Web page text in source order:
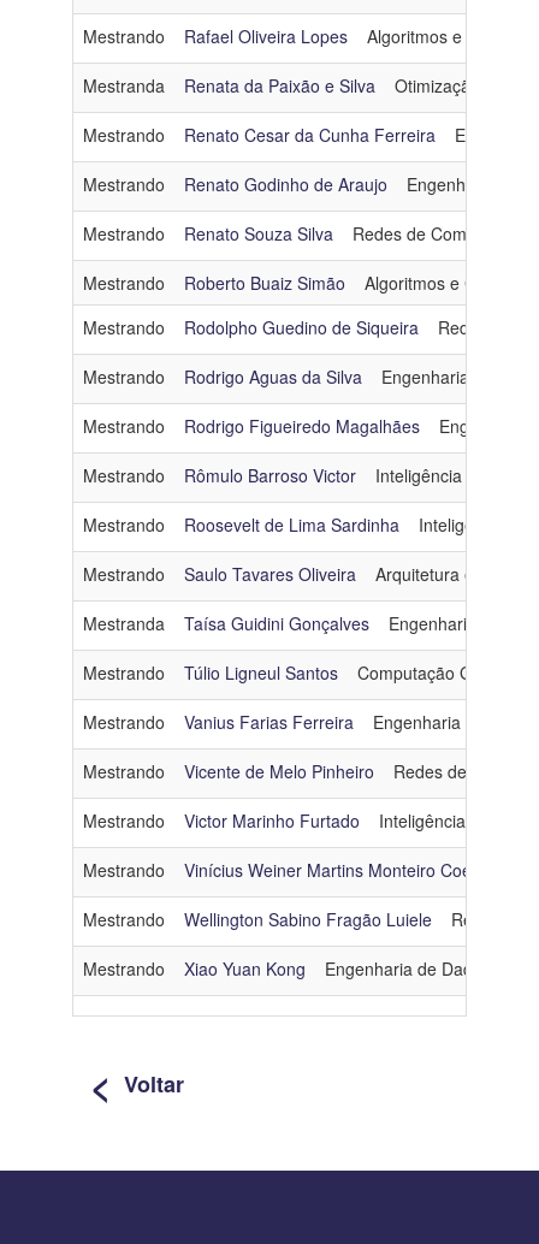
Mestrando Rafael Oliveira Lopes Algoritmos e
Mestranda Renata da Paixão e Silva Otimização
Mestrando Renato Cesar da Cunha Ferreira
Mestrando Renato Godinho de Araujo Engenharia de
Mestrando Renato Souza Silva Redes de
Mestrando Roberto Buaiz Simão
Algoritmos e
Mestrando
Rodolpho Guedino de Siqueira Redes de
Mestrando Rodrigo Aguas da Silva Engenharia de
Mestrando Rodrigo Figueiredo Magalhães Engenharia
Mestrando Rômulo Barroso Victor Inteligência Artificial
Mestrando Roosevelt de Lima Sardinha Inteligência
Mestrando Saulo Tavares Oliveira Arquitetura e
Mestranda Taísa Guidini Gonçalves Engenharia de
Mestrando Túlio Ligneul Santos Computação Gráfica
Mestrando Vanius Farias Ferreira Engenharia de
Mestrando Vicente de Melo Pinheiro Redes de
Mestrando Victor Marinho Furtado Inteligência Artificial
Mestrando Vinícius Weiner Martins Monteiro Coelho de
Mestrando Wellington Sabino Fragão Luiele Redes de
Mestrando Xiao Yuan Kong Engenharia de Dados e
< Voltar